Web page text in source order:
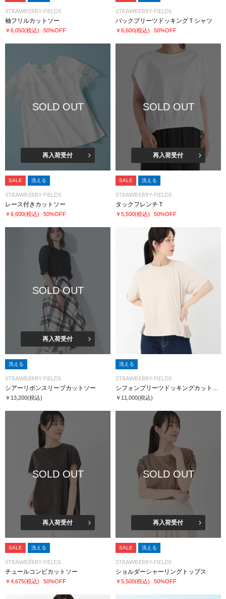
STRAWBERRY-FIELDS
袖フリルカットソー
￥6,050(税込) 50%OFF
STRAWBERRY-FIELDS
バックプリーツドッキングＴシャツ
￥6,600(税込) 50%OFF
SOLD OUT
再入荷受付
SALE 洗える
STRAWBERRY-FIELDS
レース付きカットソー
￥6,600(税込) 50%OFF
SOLD OUT
再入荷受付
SALE 洗える
STRAWBERRY-FIELDS
タックフレンチＴ
￥5,500(税込) 50%OFF
SOLD OUT
再入荷受付
洗える
STRAWBERRY-FIELDS
シアーリボンスリーブカットソー
￥13,200(税込)
洗える
STRAWBERRY-FIELDS
￥11,000(税込)
SOLD OUT
再入荷受付
SALE 洗える
STRAWBERRY-FIELDS
チュールコンビカットソー
￥4,675(税込) 50%OFF
SOLD OUT
再入荷受付
SALE 洗える
STRAWBERRY-FIELDS
ショルダーシャーリングトップス
￥5,500(税込) 50%OFF